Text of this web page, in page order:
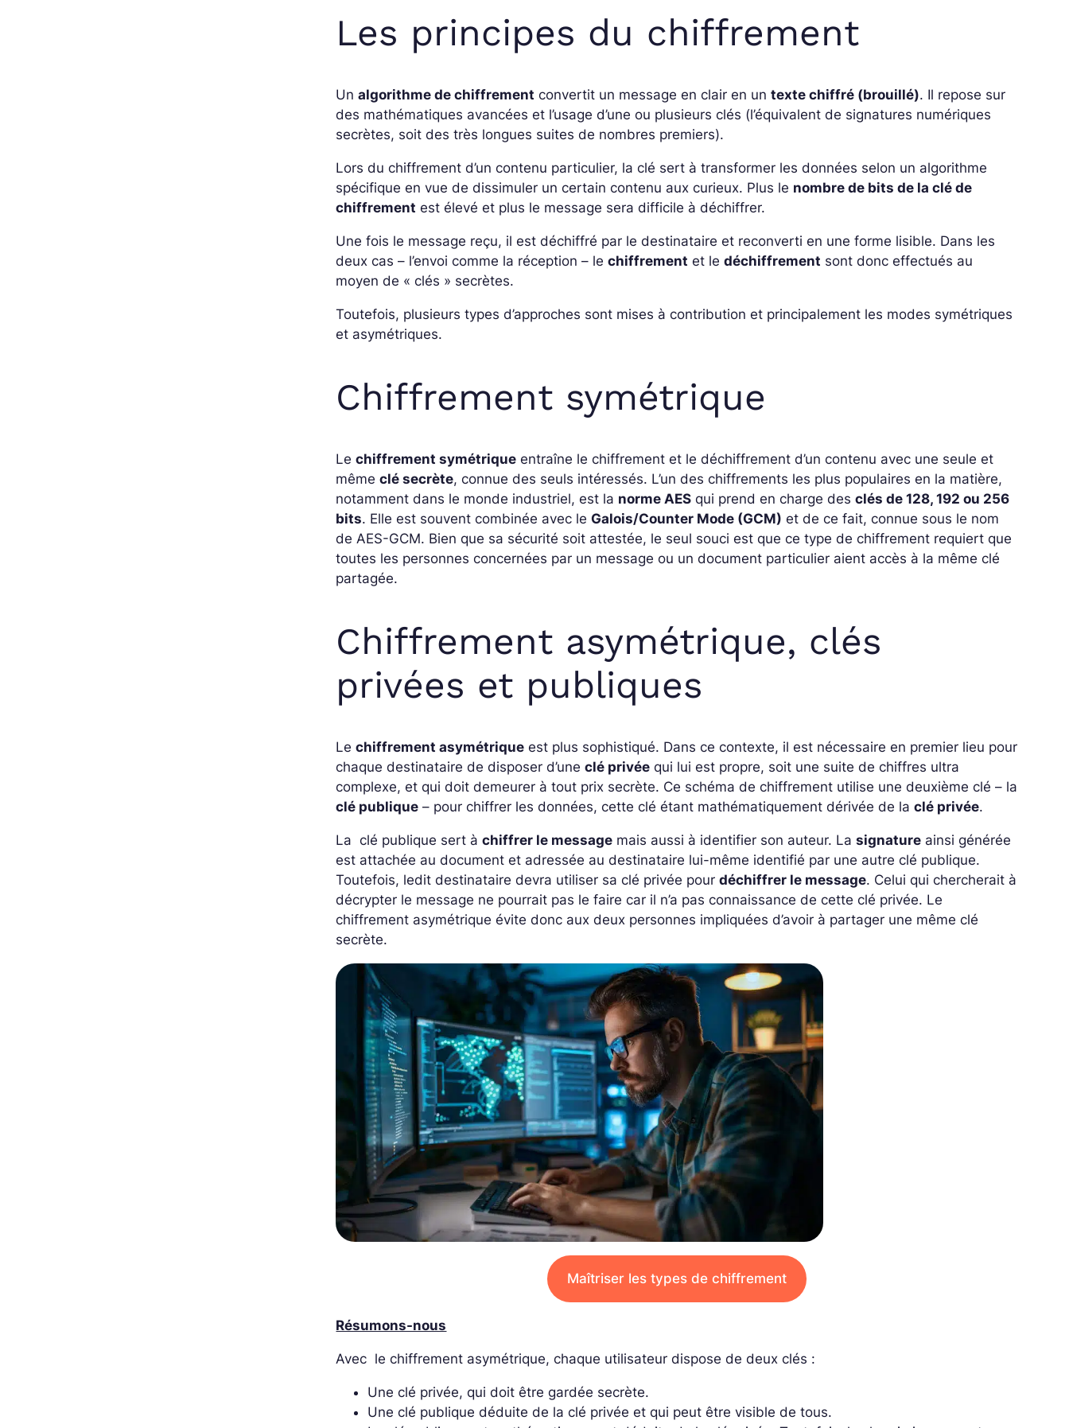
Les principes du chiffrement
Unalgorithme de chiffrement convertit un message en clair en untexte chiffré (brouillé). Il repose sur
des mathématiques avancées et l’usage d’une ou plusieurs clés (l’équivalent de signatures numériques
secrètes, soit des très longues suites de nombres premiers).
Lors du chiffrement d’un contenu particulier, la clé sert à transformer les données selon un algorithme
spécifique en vue de dissimuler un certain contenu aux curieux. Plus le nombre de bits de la clé de
chiffrement est élevé et plus le message sera difficile à déchiffrer.
Une fois le message reçu, il est déchiffré par le destinataire et reconverti en une forme lisible. Dans les
deux cas – l’envoi comme la réception – lechiffrement et ledéchiffrement sont donc effectués au
moyen de « clés » secrètes.
Toutefois, plusieurs types d’approches sont mises à contribution et principalement les modes symétriques
et asymétriques.
Chiffrement symétrique
Lechiffrement symétrique entraîne le chiffrement et le déchiffrement d’un contenu avec une seule et
mêmeclé secrète, connue des seuls intéressés. L’un des chiffrements les plus populaires en la matière,
notamment dans le monde industriel, est la norme AES qui prend en charge desclés de 128, 192 ou 256
bits. Elle est souvent combinée avec leGalois/Counter Mode (GCM) et de ce fait, connue sous le nom
de AES-GCM. Bien que sa sécurité soit attestée, le seul souci est que ce type de chiffrement requiert que
toutes les personnes concernées par un message ou un document particulier aient accès à la même clé
partagée.
Chiffrement asymétrique, clés
privées et publiques
Lechiffrement asymétrique est plus sophistiqué. Dans ce contexte, il est nécessaire en premier lieu pour
chaque destinataire de disposer d’uneclé privée qui lui est propre, soit une suite de chiffres ultra
complexe, et qui doit demeurer à tout prix secrète. Ce schéma de chiffrement utilise une deuxième clé – la
clé publique – pour chiffrer les données, cette clé étant mathématiquement dérivée de laclé privée.
La clé publique sert àchiffrer le message mais aussi à identifier son auteur. Lasignature ainsi générée
est attachée au document et adressée au destinataire lui-même identifié par une autre clé publique.
Toutefois, ledit destinataire devra utiliser sa clé privée pourdéchiffrer le message. Celui qui chercherait à
décrypter le message ne pourrait pas le faire car il n’a pas connaissance de cette clé privée. Le
chiffrement asymétrique évite donc aux deux personnes impliquées d’avoir à partager une même clé
secrète.
Maîtriser les types de chiffrement
Résumons-nous
Avec le chiffrement asymétrique, chaque utilisateur dispose de deux clés :
Une clé privée, qui doit être gardée secrète.
Une clé publique déduite de la clé privée et qui peut être visible de tous.